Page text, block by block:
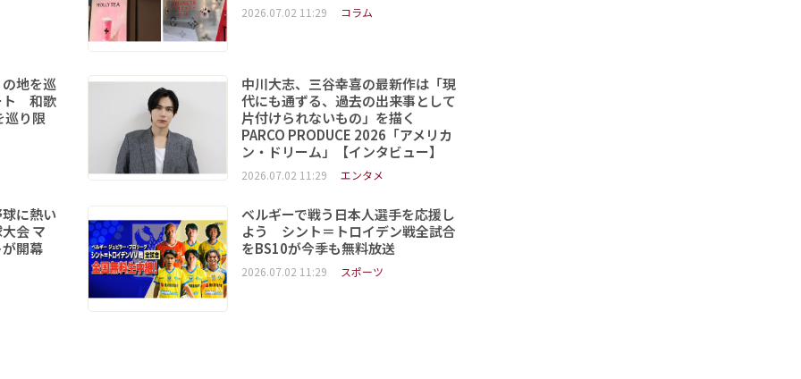
2026.07.02 11:29 コラム
地を巡
ト 和歌
巡り限
中川大志、三谷幸喜の最新作は「現
代にも通ずる、過去の出来事として
片付けられないもの」を描く
PARCO PRODUCE 2026「アメリカ
ン・ドリーム」【インタビュー】
2026.07.02 11:29 エンタメ
に熱い
会 マ
開幕
ベルギーで戦う日本人選手を応援し
よう シント＝トロイデン戦全試合
をBS10が今季も無料放送
2026.07.02 11:29 スポーツ